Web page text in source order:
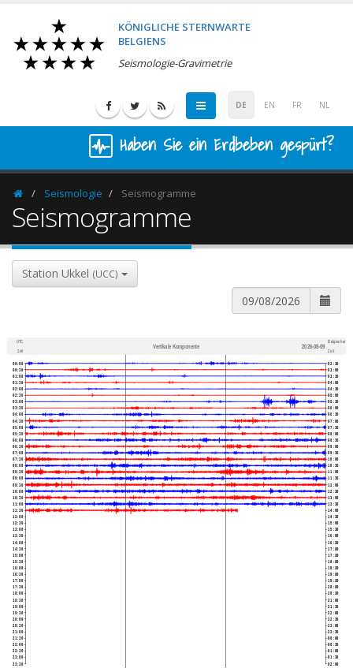
KÖNIGLICHE STERNWARTE
BELGIENS
Seismologie-Gravimetrie
DE EN FR NL
Haben Sie ein Erdbeben gespürt?
HomepageSeismologie Seismogramme
Seismogramme
Station Ukkel (UCC)
UTC
Zeit
Vertikale Komponente 2026-08-09
Belgischer
Zeit
00:00
00:30
01:00
01:30
02:00
02:30
03:00
03:30
04:00
04:30
05:00
05:30
06:00
06:30
07:00
07:30
08:00
08:30
09:00
09:30
10:00
10:30
11:00
11:30
12:00
12:30
13:00
13:30
14:00
14:30
15:00
15:30
16:00
16:30
17:00
17:30
18:00
18:30
19:00
19:30
20:00
20:30
21:00
21:30
22:00
22:30
23:00
23:30
02:30
03:00
03:30
04:00
04:30
05:00
05:30
06:00
06:30
07:00
07:30
08:00
08:30
09:00
09:30
10:00
10:30
11:00
11:30
12:00
12:30
13:00
13:30
14:00
14:30
15:00
15:30
16:00
16:30
17:00
17:30
18:00
18:30
19:00
19:30
20:00
20:30
21:00
21:30
22:00
22:30
23:00
23:30
00:00
00:30
01:00
01:30
02:00